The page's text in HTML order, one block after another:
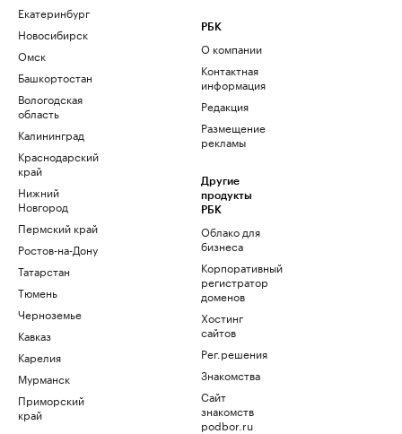
Екатеринбург
Новосибирск
Омск
Башкортостан
Вологодская
область
Калининград
Краснодарский
край
Нижний
Новгород
Пермский край
Ростов-на-Дону
Татарстан
Тюмень
Черноземье
Кавказ
Карелия
Мурманск
Приморский
край
РБК
О компании
Контактная
информация
Редакция
Размещение
рекламы
Другие
продукты
РБК
Облако для
бизнеса
Корпоративный
регистратор
доменов
Хостинг
сайтов
Рег.решения
Знакомства
Сайт
знакомств
podbor.ru